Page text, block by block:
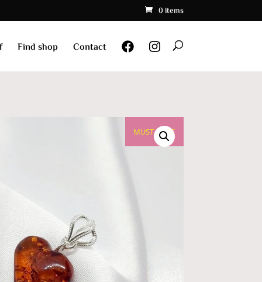
0 items
Find shop Contact
MUST HAVE